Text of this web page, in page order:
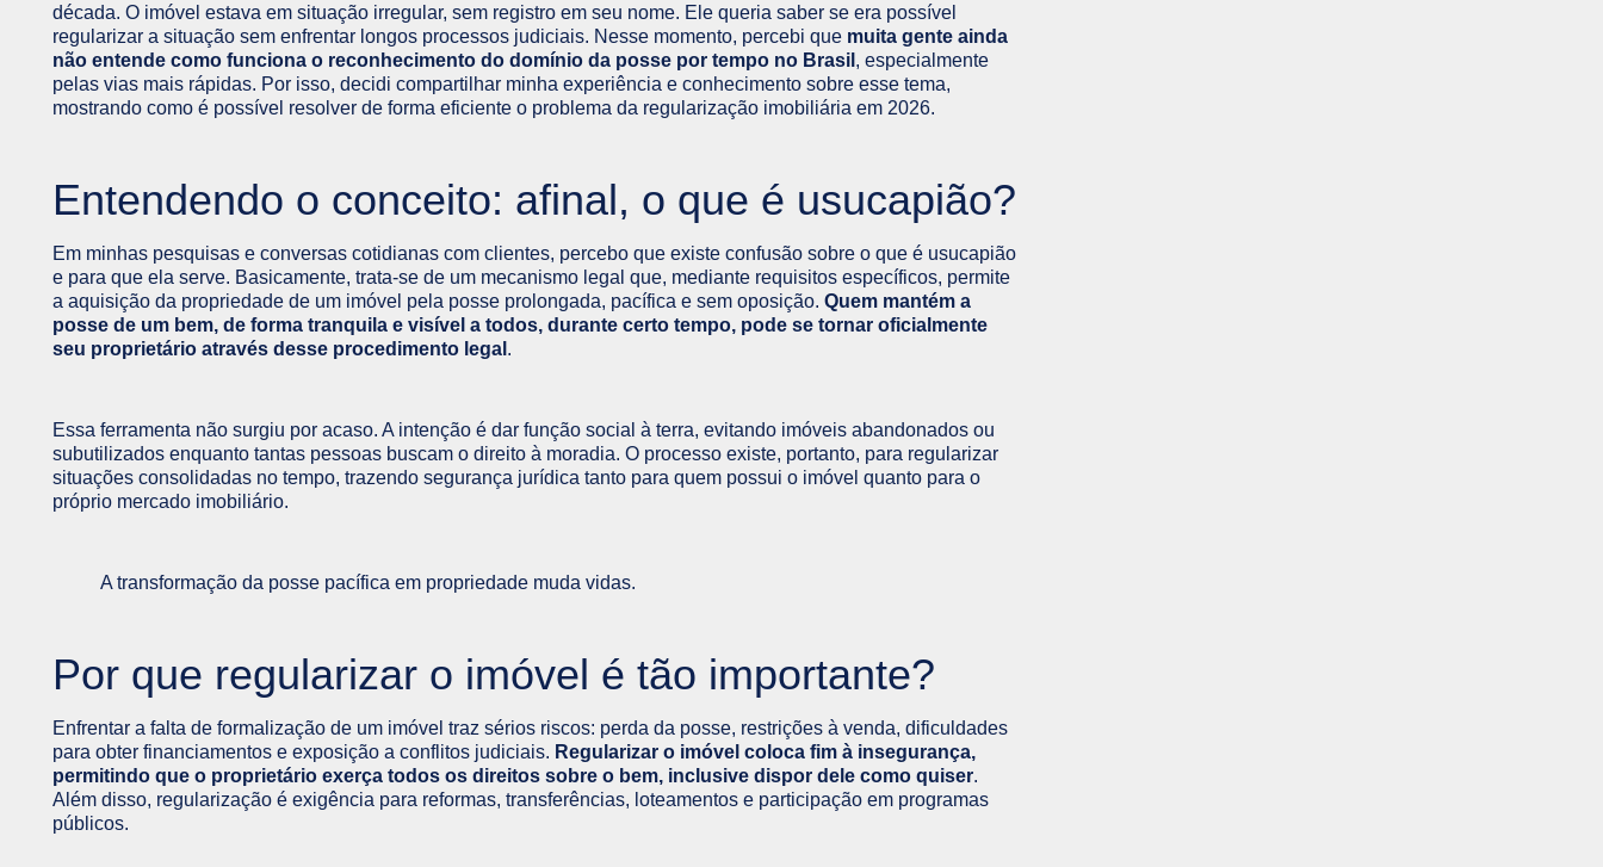
década. O imóvel estava em situação irregular, sem registro em seu nome. Ele queria saber se era possível
regularizar a situação sem enfrentar longos processos judiciais. Nesse momento, percebi que muita gente ainda
não entende como funciona o reconhecimento do domínio da posse por tempo no Brasil , especialmente
pelas vias mais rápidas. Por isso, decidi compartilhar minha experiência e conhecimento sobre esse tema,
mostrando como é possível resolver de forma eficiente o problema da regularização imobiliária em 2026.
Entendendo o conceito: afinal, o que é usucapião?
Em minhas pesquisas e conversas cotidianas com clientes, percebo que existe confusão sobre o que é usucapião
e para que ela serve. Basicamente, trata-se de um mecanismo legal que, mediante requisitos específicos, permite
a aquisição da propriedade de um imóvel pela posse prolongada, pacífica e sem oposição. Quem mantém a
posse de um bem, de forma tranquila e visível a todos, durante certo tempo, pode se tornar oficialmente
seu proprietário através desse procedimento legal .
Essa ferramenta não surgiu por acaso. A intenção é dar função social à terra, evitando imóveis abandonados ou
subutilizados enquanto tantas pessoas buscam o direito à moradia. O processo existe, portanto, para regularizar
situações consolidadas no tempo, trazendo segurança jurídica tanto para quem possui o imóvel quanto para o
próprio mercado imobiliário.
A transformação da posse pacífica em propriedade muda vidas.
Por que regularizar o imóvel é tão importante?
Enfrentar a falta de formalização de um imóvel traz sérios riscos: perda da posse, restrições à venda, dificuldades
para obter financiamentos e exposição a conflitos judiciais. Regularizar o imóvel coloca fim à insegurança,
permitindo que o proprietário exerça todos os direitos sobre o bem, inclusive dispor dele como quiser.
Além disso, regularização é exigência para reformas, transferências, loteamentos e participação em programas
públicos.